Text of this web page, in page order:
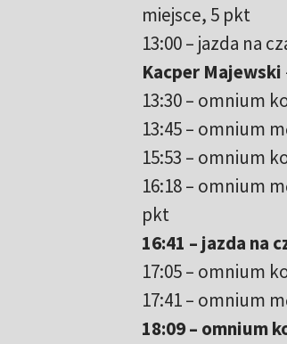
miejsce, 5 pkt
13:00 – jazda na
Kacper Majewski
13:30 – omnium
13:45 – omnium
15:53 – omnium
16:18 – omnium
pkt
16:41 – jazda na
17:05 – omnium
17:41 – omnium
18:09 – omnium